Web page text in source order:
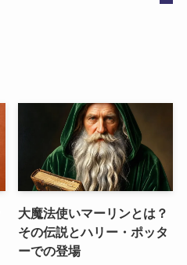
大魔法使いマーリンとは？
その伝説とハリー・ポッタ
ーでの登場